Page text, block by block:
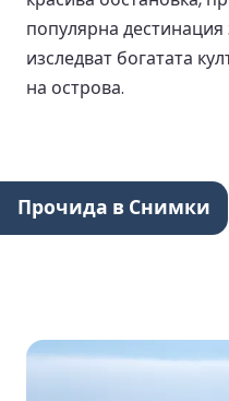
популярна дестинация
изследват богатата
на острова.
Прочида в Снимки